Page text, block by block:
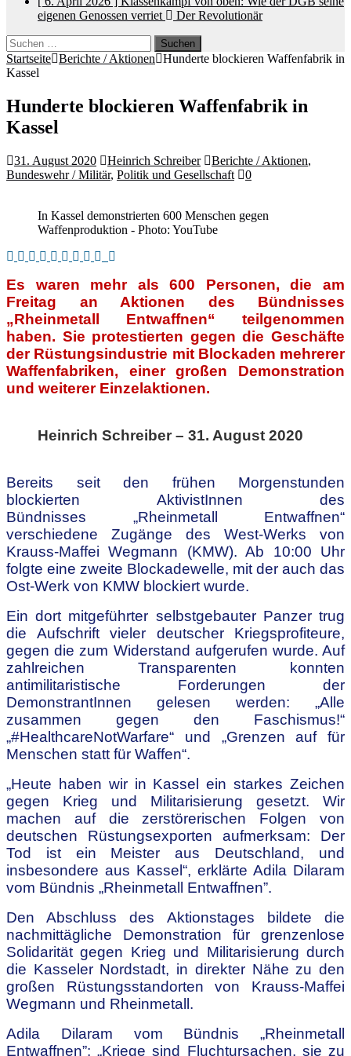
eigenen Genossen verriet
Der Revolutionär
Suchen
nach:
Startseite Berichte / Aktionen
Hunderte blockieren Waffenfabrik in
Kassel
Hunderte blockieren Waffenfabrik in
Kassel
31. August 2020 Heinrich Schreiber Berichte / Aktionen,
Bundeswehr / Militär, Politik und Gesellschaft 0
In Kassel demonstrierten 600 Menschen gegen
Waffenproduktion - Photo: YouTube
Es waren mehr als 600 Personen, die am
Freitag an Aktionen des Bündnisses
„Rheinmetall Entwaffnen“ teilgenommen
haben. Sie protestierten gegen die Geschäfte
der Rüstungsindustrie mit Blockaden mehrerer
Waffenfabriken, einer großen Demonstration
und weiterer Einzelaktionen.
Heinrich Schreiber – 31. August 2020
Bereits seit den frühen Morgenstunden
blockierten AktivistInnen des
Bündnisses „Rheinmetall Entwaffnen“
verschiedene Zugänge des West-Werks von
Krauss-Maffei Wegmann (KMW). Ab 10:00 Uhr
folgte eine zweite Blockadewelle, mit der auch das
Ost-Werk von KMW blockiert wurde.
Ein dort mitgeführter selbstgebauter Panzer trug
die Aufschrift vieler deutscher Kriegsprofiteure,
gegen die zum Widerstand aufgerufen wurde. Auf
zahlreichen Transparenten konnten
antimilitaristische Forderungen der
DemonstrantInnen gelesen werden: „Alle
zusammen gegen den Faschismus!“
„#HealthcareNotWarfare“ und „Grenzen auf für
Menschen statt für Waffen“.
„Heute haben wir in Kassel ein starkes Zeichen
gegen Krieg und Militarisierung gesetzt. Wir
machen auf die zerstörerischen Folgen von
deutschen Rüstungsexporten aufmerksam: Der
Tod ist ein Meister aus Deutschland, und
insbesondere aus Kassel“, erklärte Adila Dilaram
vom Bündnis „Rheinmetall Entwaffnen”.
Den Abschluss des Aktionstages bildete die
nachmittägliche Demonstration für grenzenlose
Solidarität gegen Krieg und Militarisierung durch
die Kasseler Nordstadt, in direkter Nähe zu den
großen Rüstungsstandorten von Krauss-Maffei
Wegmann und Rheinmetall.
Adila Dilaram vom Bündnis „Rheinmetall
Entwaffnen”: „Kriege sind Fluchtursachen, sie zu